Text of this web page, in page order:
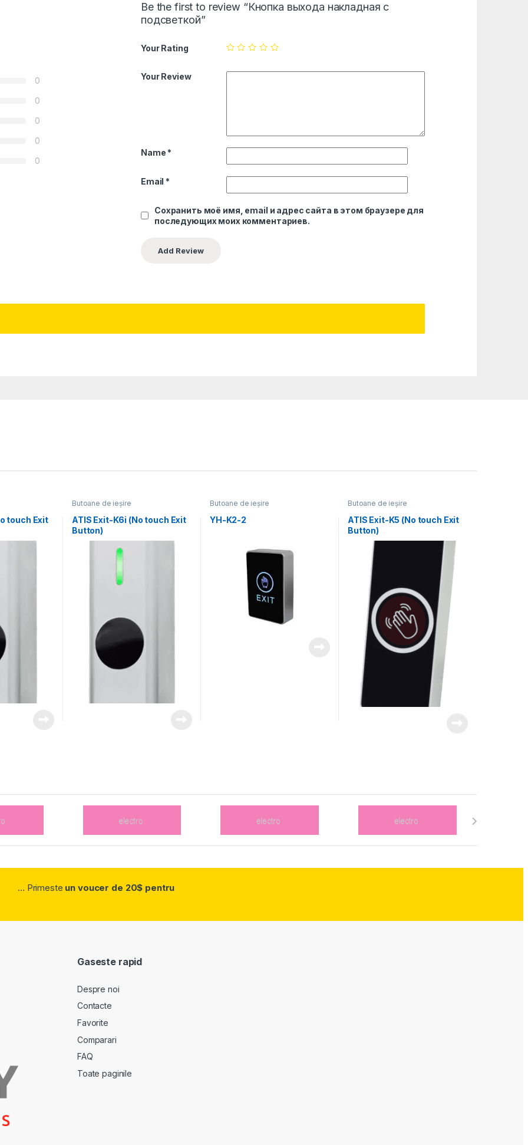
0
0
0
0
0
Be the first to review “Кнопка выхода накладная с
подсветкой”
Your Rating
Your Review
Name *
Email *
Сохранить моё имя, email и адрес сайта в этом браузере для
последующих моих комментариев.
touch Exit
Butoane de ieșire
ATIS Exit-K6i (No touch Exit
Button)
Butoane de ieșire
YH-K2-2
Butoane de ieșire
ATIS Exit-K5 (No touch Exit
Button)
... Primeste un voucer de 20$ pentru
Gaseste rapid
Despre noi
Contacte
Favorite
Comparari
FAQ
Toate paginile